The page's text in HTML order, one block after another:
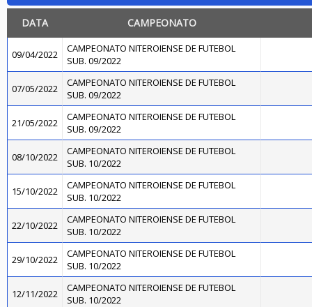
DATA CAMPEONATO
09/04/2022
CAMPEONATO NITEROIENSE DE FUTEBOL
SUB. 09/2022
07/05/2022
CAMPEONATO NITEROIENSE DE FUTEBOL
SUB. 09/2022
21/05/2022
CAMPEONATO NITEROIENSE DE FUTEBOL
SUB. 09/2022
08/10/2022
CAMPEONATO NITEROIENSE DE FUTEBOL
SUB. 10/2022
15/10/2022
CAMPEONATO NITEROIENSE DE FUTEBOL
SUB. 10/2022
22/10/2022
CAMPEONATO NITEROIENSE DE FUTEBOL
SUB. 10/2022
29/10/2022
CAMPEONATO NITEROIENSE DE FUTEBOL
SUB. 10/2022
12/11/2022
CAMPEONATO NITEROIENSE DE FUTEBOL
SUB. 10/2022